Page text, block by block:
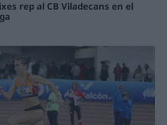
rep al CB Viladecans en el